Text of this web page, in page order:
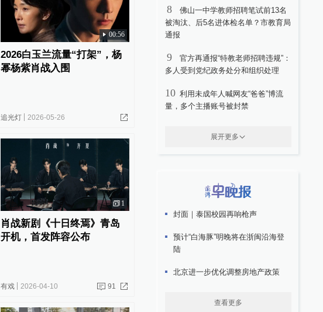
00:56
2026白玉兰流量“打架”，杨
幂杨紫肖战入围
追光灯 2026-05-26
1
肖战新剧《十日终焉》青岛
开机，首发阵容公布
有戏 2026-04-10 91
8
佛山一中学教师招聘笔试前13名
被淘汰、后5名进体检名单？市教育局
通报
9
官方再通报“特教老师招聘违规”：
多人受到党纪政务处分和组织处理
10 利用未成年人喊网友“爸爸”博流
量，多个主播账号被封禁
展开更多
封面｜泰国校园再响枪声
预计“白海豚”明晚将在浙闽沿海登
陆
北京进一步优化调整房地产政策
查看更多